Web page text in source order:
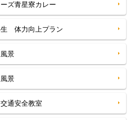
ズ青星寮カレー
体力向上プラン
景
景
通安全教室